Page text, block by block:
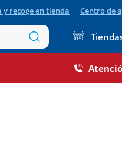
y recoge en tienda Centro de